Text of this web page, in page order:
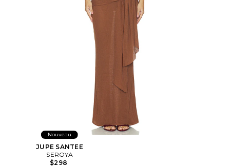
Nouveau
JUPE SANTEE
SEROYA
$298